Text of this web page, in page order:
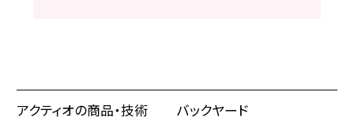
アクティオの商品・技術
バックヤード